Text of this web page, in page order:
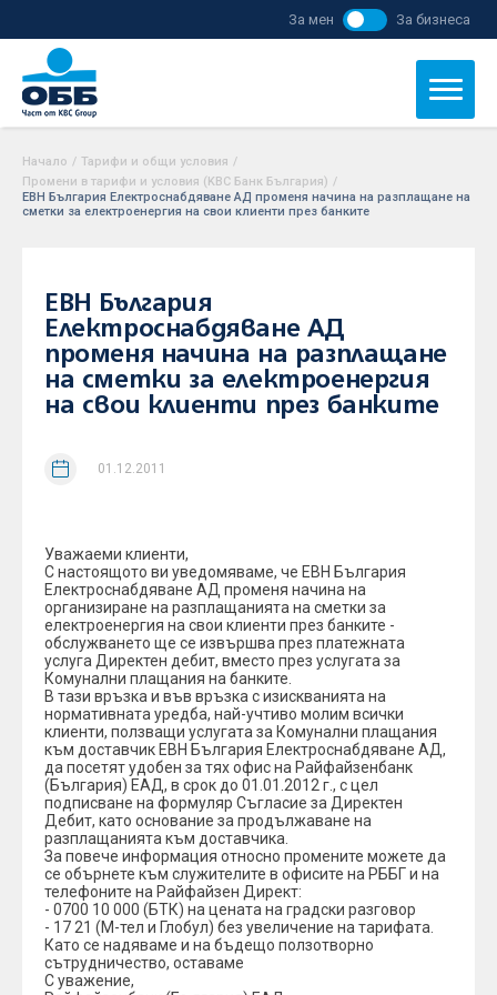
За мен За бизнеса
Начало / Тарифи и общи условия /
Промени в тарифи и условия (KBC Банк България) /
ЕВН България Електроснабдяване АД променя начина на разплащане на
сметки за електроенергия на свои клиенти през банките
ЕВН България
Електроснабдяване АД
променя начина на разплащане
на сметки за електроенергия
на свои клиенти през банките
01.12.2011
Уважаеми клиенти,
С настоящото ви уведомяваме, че ЕВН България
Електроснабдяване АД променя начина на
организиране на разплащанията на сметки за
електроенергия на свои клиенти през банките -
обслужването ще се извършва през платежната
услуга Директен дебит, вместо през услугата за
Комунални плащания на банките.
В тази връзка и във връзка с изискванията на
нормативната уредба, най-учтиво молим всички
клиенти, ползващи услугата за Комунални плащания
към доставчик ЕВН България Електроснабдяване АД,
да посетят удобен за тях офис на Райфайзенбанк
(България) ЕАД, в срок до 01.01.2012 г., с цел
подписване на формуляр Съгласие за Директен
Дебит, като основание за продължаване на
разплащанията към доставчика.
За повече информация относно промените можете да
се обърнете към служителите в офисите на РББГ и на
телефоните на Райфайзен Директ:
- 0700 10 000 (БТК) на цената на градски разговор
- 17 21 (М-тел и Глобул) без увеличение на тарифата.
Като се надяваме и на бъдещо ползотворно
сътрудничество, оставаме
С уважение,